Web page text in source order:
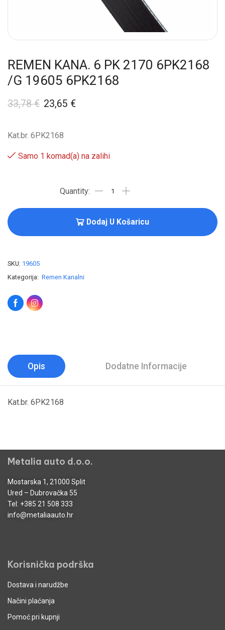
REMEN KANA. 6 PK 2170 6PK2168
/G 19605 6PK2168
33,78€ 23,65 €
Kat.br. 6PK2168
Samo 1 komad(a) na zalihi
Dodaj U Košaricu
SKU: 19605
Kategorija: Remen Kanalni
Opis Dodatne Informacije
Kat.br. 6PK2168
Metalia auto d.o.o.
Mostarska 1, 21000 Split
Ured – Dubrovačka 55
Tel: +385 21 508 333
info@metaliaauto.hr
Korisnička podrška
Dostava i narudžbe
Načini plaćanja
Pomoć pri kupnji